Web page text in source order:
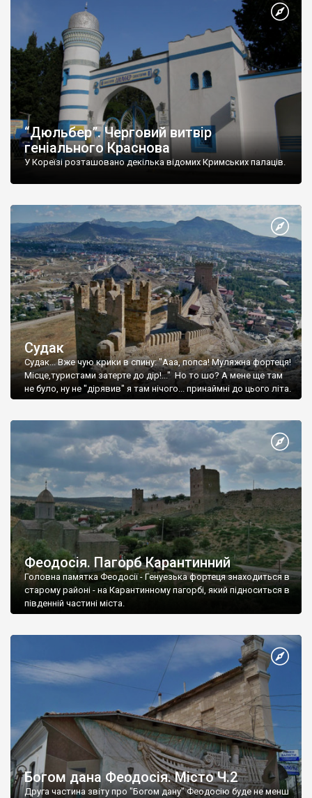
“Дюльбер”. Черговий витвір
геніального Краснова
У Кореїзі розташовано декілька відомих Кримських палаців.
Судак
Судак... Вже чую крики в спину: "Ааа, попса! Муляжна фортеця!
Місце,туристами затерте до дір!..." Но то шо? А мене ще там
не було, ну не "дірявив" я там нічого... принаймні до цього літа.
Феодосія. Пагорб Карантинний
Головна памятка Феодосії - Генуезька фортеця знаходиться в
старому районі - на Карантинному пагорбі, який підноситься в
південній частині міста.
Богом дана Феодосія. Місто Ч.2
Друга частина звіту про "Богом дану" Феодосію буде не менш